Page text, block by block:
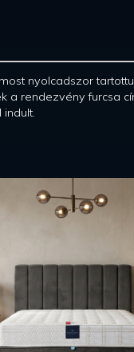
nyolcadszor
a rendezvény furcsa